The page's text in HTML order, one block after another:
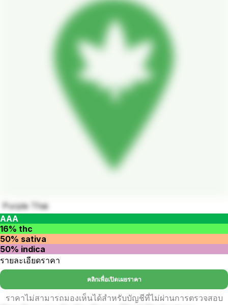
Purple Thai
AAA
16% thc
50% sativa
50% indica
รายละเอียดราคา
คลิกเพื่อเปิดเผยราคา
ราคาไม่สามารถมองเห็นได้สำหรับบัญชีที่ไม่ผ่านการตรวจสอบ